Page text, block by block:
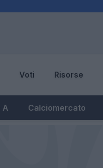
Voti Risorse
A Calciomercato